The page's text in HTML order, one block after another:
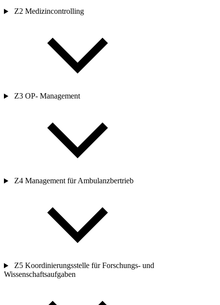
Z2 Medizincontrolling
Z3 OP- Management
Z4 Managementfür Ambulanzbertrieb
Z5 Koordinierungsstelle für Forschungs- und
Wissenschaftsaufgaben